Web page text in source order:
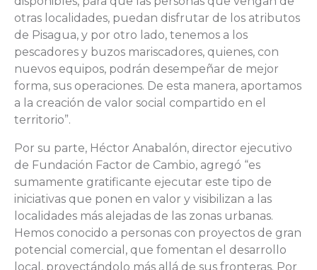
otras localidades, puedan disfrutar de los atributos
de Pisagua, y por otro lado, tenemos a los
pescadores y buzos mariscadores, quienes, con
nuevos equipos, podrán desempeñar de mejor
forma, sus operaciones. De esta manera, aportamos
a la creación de valor social compartido en el
territorio”.
Por su parte, Héctor Anabalón, director ejecutivo
de Fundación Factor de Cambio, agregó “es
sumamente gratificante ejecutar este tipo de
iniciativas que ponen en valor y visibilizan a las
localidades más alejadas de las zonas urbanas.
Hemos conocido a personas con proyectos de gran
potencial comercial, que fomentan el desarrollo
local, proyectándolo más allá de sus fronteras. Por